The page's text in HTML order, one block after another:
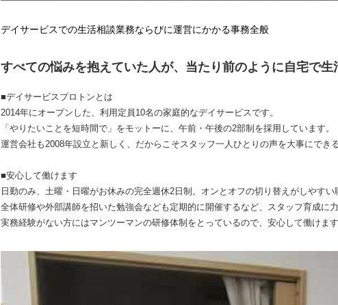
デイサービスでの生活相談業務ならびに運営にかかる事務全般
すべての悩みを抱えていた人が、当たり前のように自宅で生
■デイサービスプロトンとは
2014年にオープンした、利用定員10名の家庭的なデイサービスです。
「やりたいことを短時間で」をモットーに、午前・午後の2部制を採用しています。
運営会社も2008年設立と新しく、だからこそスタッフ一人ひとりの声を大事にでき
■安心して働けます
日勤のみ、土曜・日曜がお休みの完全週休2日制。オンとオフの切り替えがしやすい
全体研修や外部講師を招いた勉強会なども定期的に開催するなど、スタッフ育成に力
実務経験がない方にはマンツーマンの研修体制をとっているので、安心して働けます